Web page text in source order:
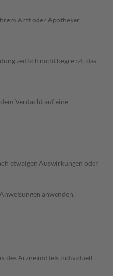
Arzt oder Apotheker
zeitlich nicht begrenzt, das
Verdacht auf eine
etwaigen Auswirkungen oder
anwenden.
des Arzneimittels individuell